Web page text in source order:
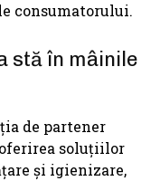
consumatorului.
stă în mâinile
de partener
soluțiilor
și igienizare,